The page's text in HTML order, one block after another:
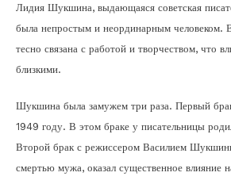
Лидия Шукшина, выдающаяся советская
была непростым и неординарным человеком.
тесно связана с работой и творчеством, что
близкими.
Шукшина была замужем три раза. Первый
1949 году. В этом браке у писательницы
Второй брак с режиссером Василием
смертью мужа, оказал существенное влияние